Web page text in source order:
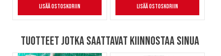
Lisää ostoskoriin Lisää ostoskoriin
Tuotteet jotka saattavat kiinnostaa sinua